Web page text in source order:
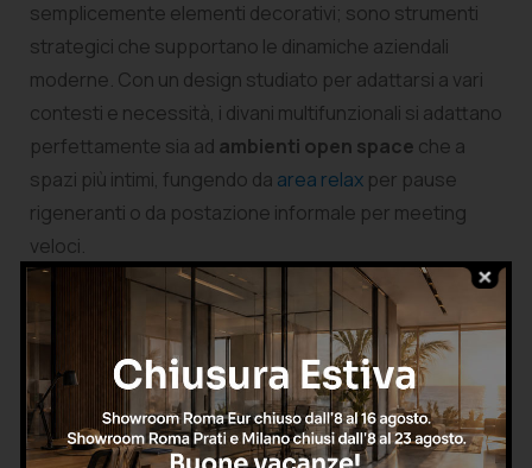
semplicemente elementi decorativi; sono strumenti
strategici che supportano le dinamiche aziendali
moderne. Con un design studiato per adattarsi a vari
contesti e necessità, i divani multifunzionali si adattano
perfettamente sia ad ambienti open space che a
spazi più intimi, fungendo da area relax per pause
rigeneranti o da postazione informale per meeting
veloci.
Scopri la nostra seleziona completa di divani e
poltrone da ufficio
L’innovazione nel settore ha portato alla creazione di